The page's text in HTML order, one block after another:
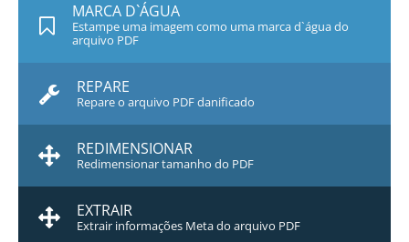
MARCA D`ÁGUA
Estampe uma imagem como uma marca d`água do
arquivo PDF
REPARE
Repare o arquivo PDF danificado
REDIMENSIONAR
Redimensionar tamanho do PDF
EXTRAIR
Extrair informações Meta do arquivo PDF